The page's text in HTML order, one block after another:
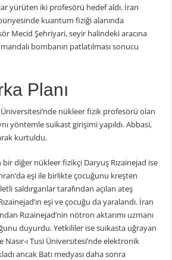
yürüten iki profesörü hedef aldı. İran
kuantum fiziği alanında
Mecid Şehriyari, seyir halindeki aracına
bombanın patlatılması sonucu
Planı
nükleer fizik profesörü olan
yöntemle suikast girişimi yapıldı. Abbasi,
kurtuldu.
diğer nükleer fizikçi Daryuş Rızainejad ise
eşi ile birlikte çocuğunu kreşten
saldırganlar tarafından açılan ateş
eşi ve çocuğu da yaralandı. İran
Rızainejad’nin nötron aktarımı uzmanı
duyurdu. Yetkililer ise suikasta uğrayan
Nasır-ı Tusi Üniversitesi’nde elektronik
ancak Batı medyası daha sonra